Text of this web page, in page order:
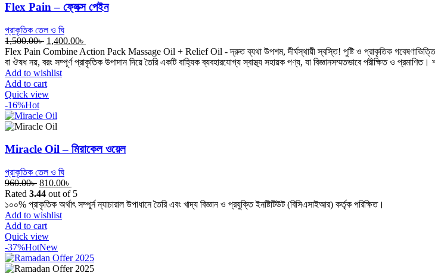
Flex Pain – ফ্লেক্স পেইন
প্রাকৃতিক তেল ও ঘি
1,500.00৳ Original
price
was:
1,500.00৳ .
1,400.00৳
price
is:
Flex Pain Combine Action Pack Massage Oil + Relief Oil - দ্রুত ব্যথা উপশম, দীর্ঘস্থায়ী স্বস্তি! পুষ্টি ও প্রাকৃতিক
বা ঔষধ নয়, বরং সম্পূর্ণ প্রাকৃতিক উপাদান দিয়ে তৈরি একটি বাহ্যিক ব্যবহারযোগ্য স্বাস্থ্য সহায়ক পণ্য, যা বিজ্ঞানসম্মতভাবে পরীক্ষিত ও
Add to wishlist
Add to cart
Quick view
-16%Hot
Miracle Oil – মিরাকেল ওয়েল
প্রাকৃতিক তেল ও ঘি
960.00৳ Original
price
was:
960.00৳ .
810.00৳
price
is:
Rated 3.44 out of 5
১০০% প্রাকৃতিক অর্থাৎ সম্পুর্ন ন্যাচারাল উপাধানে তৈরি এবং খাদ্য বিজ্ঞান ও প্রযুক্তি ইনষ্টিটিউট (বিসিএসাইআর) কর্তৃক পরিক্ষিত।
Add to wishlist
Add to cart
Quick view
-37%HotNew